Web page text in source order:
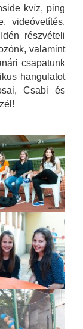
kvíz, ping
videóvetítés,
részvételi
valamint
csapatunk
hangulatot
Csabi és